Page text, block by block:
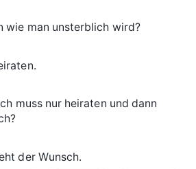
wie man unsterblich wird?
muss nur heiraten und dann
der Wunsch.